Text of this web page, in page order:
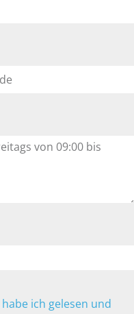
habe ich gelesen und